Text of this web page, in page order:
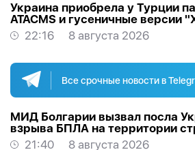
Украина приобрела у Турции
ATACMS и гусеничные версии
ОБНОВЛЕНО
22:16 8 августа 2026
Все срочные новости в
МИД Болгарии вызвал посла
взрыва БПЛА на территории
21:40
8 августа 2026